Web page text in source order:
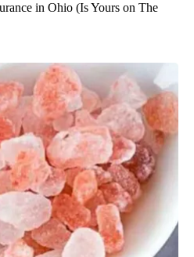
in Ohio (Is Yours on The